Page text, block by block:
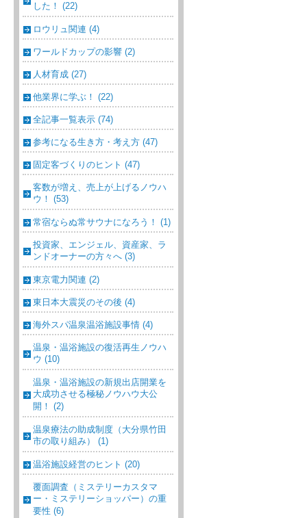
した！ (22)
ロウリュ関連 (4)
ワールドカップの影響 (2)
人材育成 (27)
他業界に学ぶ！ (22)
全記事一覧表示 (74)
参考になる生き方・考え方 (47)
固定客づくりのヒント (47)
客数が増え、売上が上げるノウハ
ウ！ (53)
常宿ならぬ常サウナになろう！ (1)
投資家、エンジェル、資産家、ラ
ンドオーナーの方々へ (3)
東京電力関連 (2)
東日本大震災のその後 (4)
海外スパ温泉温浴施設事情 (4)
温泉・温浴施設の復活再生ノウハ
ウ (10)
温泉・温浴施設の新規出店開業を
大成功させる極秘ノウハウ大公
開！ (2)
温泉療法の助成制度（大分県竹田
市の取り組み） (1)
温浴施設経営のヒント (20)
覆面調査（ミステリーカスタマ
ー・ミステリーショッパー）の重
要性 (6)